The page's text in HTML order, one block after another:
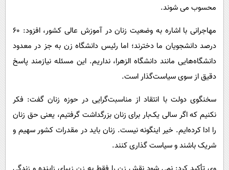
محسوب می شوند.
مهاجرانی با اشاره به وضعیت زنان در آموزش عالی کشور، افزود: ۶۰
درصد دانشجویان ما دخترند؛ اما رئیس دانشگاه زن به جز در معدود
دانشگاه‌هایی مانند دانشگاه الزهرا، نداریم. این مسئله نیازمند پاسخ
دقیق از سوی سیاست‌گذار است.
سخنگوی دولت با انتقاد از مناسبت‌گرایی در حوزه زنان گفت: فکر
نکنیم که اگر سالی یک‌بار برای زنان بزرگداشت گرفتیم، یعنی حق زنان
را ادا کرده‌ایم. خیر اینگونه نیست. زنان باید در مقدرات کشور سهیم و
شریک باشند و سیاست گذاری کنند.